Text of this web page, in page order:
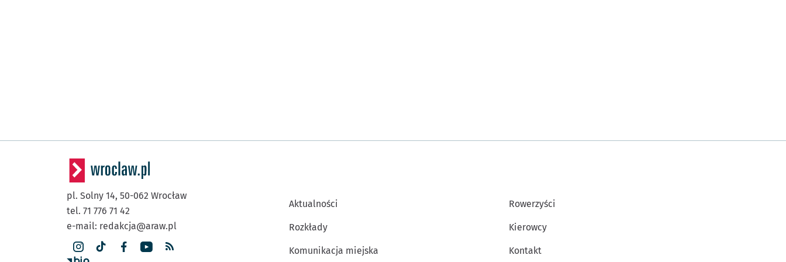
pl. Solny 14, 50-062 Wrocław
tel. 71 776 71 42
e-mail: redakcja@araw.pl
Aktualności
Rozkłady
Komunikacja miejska
Rowerzyści
Kierowcy
Kontakt